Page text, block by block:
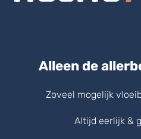
Alleen de
Zoveel mogelijk
Altijd eerlijk &